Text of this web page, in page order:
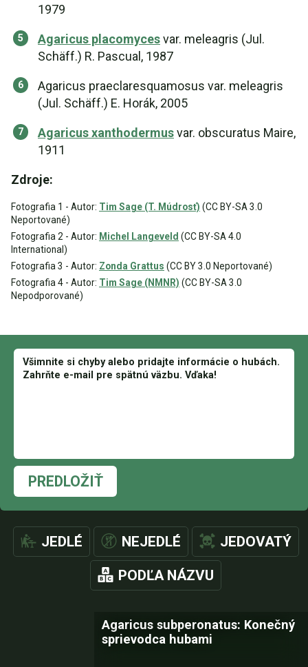
1979
Agaricus placomycesvar. meleagris (Jul.
Schäff.) R. Pascual, 1987
Agaricus praeclaresquamosus var. meleagris
(Jul. Schäff.) E. Horák, 2005
Agaricus xanthodermusvar. obscuratus Maire,
1911
Zdroje:
Fotografia 1 - Autor: Tim Sage (T. Múdrosť) (CC BY-SA 3.0
Neportované)
Fotografia 2 - Autor: Michel Langeveld (CC BY-SA 4.0
International)
Fotografia 3 - Autor: Zonda Grattus (CC BY 3.0 Neportované)
Fotografia 4 - Autor: Tim Sage (NMNR) (CC BY-SA 3.0
Nepodporované)
PREDLOŽIŤ
JEDLÉ NEJEDLÉ JEDOVATÝ
PODĽA NÁZVU
Agaricus subperonatus: Konečný
sprievodca hubami